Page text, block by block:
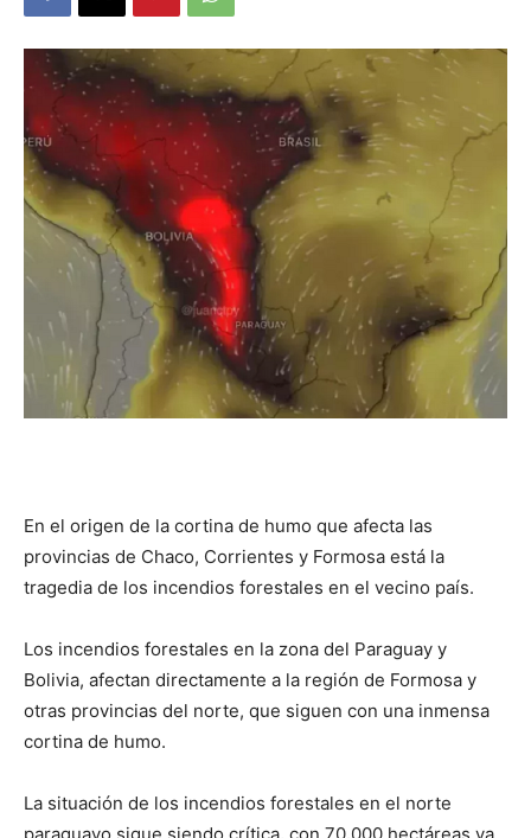
::
Verdad
lo
que
En el origen de la cortina de humo que afecta las
provincias de Chaco, Corrientes y Formosa está la
tragedia de los incendios forestales en el vecino país.
Los incendios forestales en la zona del Paraguay y
Bolivia, afectan directamente a la región de Formosa y
otras provincias del norte, que siguen con una inmensa
cortina de humo.
La situación de los incendios forestales en el norte
paraguayo sigue siendo crítica, con 70.000 hectáreas ya